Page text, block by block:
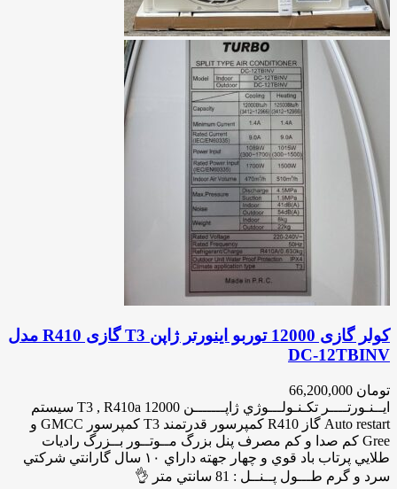
کولر گازی 12000 توربو اینورتر ژاپن T3 گازی R410 مدل
DC-12TBINV
تومان
ايــنـورتــــر تكـنـولـــوژي ژاپـــــــن 12000 T3 , R410a سيستم
Auto restart گاز R410 كمپرسور قدرتمند T3 كمپرسور GMCC و
Gree كم صدا و كم مصرف پنل بزرگ مــوتــور بــزرگ راديات
طلايي پرتاب باد قوي و چهار جهته داراي ١٠ سال گارانتي شركتي
سرد و گرم طـــول پــنــل : 81 سانتي متر 👌